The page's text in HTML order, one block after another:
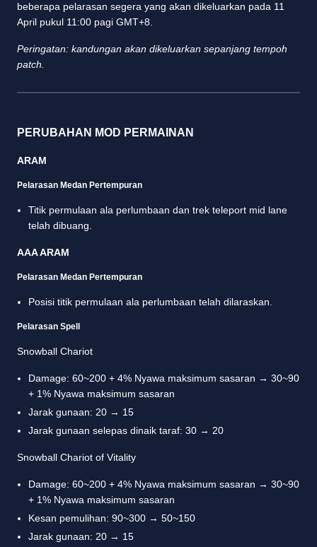
beberapa pelarasan segera yang akan dikeluarkan pada 11
April pukul 11:00 pagi GMT+8.
Peringatan: kandungan akan dikeluarkan sepanjang tempoh
patch.
PERUBAHAN MOD PERMAINAN
ARAM
Pelarasan Medan Pertempuran
Titik permulaan ala perlumbaan dan trek teleport mid lane
telah dibuang.
AAA ARAM
Pelarasan Medan Pertempuran
Posisi titik permulaan ala perlumbaan telah dilaraskan.
Pelarasan Spell
Snowball Chariot
Damage: 60~200 + 4% Nyawa maksimum sasaran → 30~90
+ 1% Nyawa maksimum sasaran
Jarak gunaan: 20 → 15
Jarak gunaan selepas dinaik taraf: 30 → 20
Snowball Chariot of Vitality
Damage: 60~200 + 4% Nyawa maksimum sasaran → 30~90
+ 1% Nyawa maksimum sasaran
Kesan pemulihan: 90~300 → 50~150
Jarak gunaan: 20 → 15